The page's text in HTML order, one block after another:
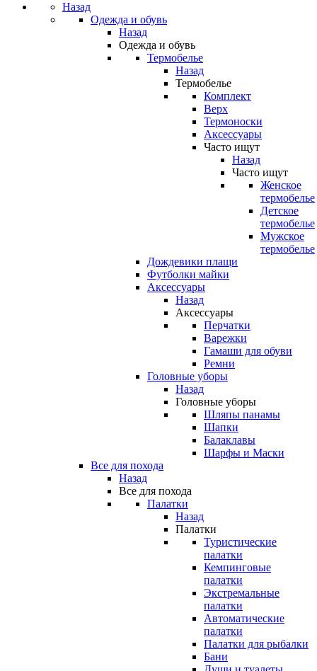
Назад
Одежда и обувь
Назад
Одежда и обувь
Термобелье
Назад
Термобелье
Комплект
Верх
Термоноски
Аксессуары
Часто ищут
Назад
Часто ищут
Женское
термобелье
Детское
термобелье
Мужское
термобелье
Дождевики плащи
Футболки майки
Аксессуары
Назад
Аксессуары
Перчатки
Варежки
Гамаши для обуви
Ремни
Головные уборы
Назад
Головные уборы
Шляпы панамы
Шапки
Балаклавы
Шарфы и Маски
Все для похода
Назад
Все для похода
Палатки
Назад
Палатки
Туристические
палатки
Кемпинговые
палатки
Экстремальные
палатки
Автоматические
палатки
Палатки для рыбалки
Бани